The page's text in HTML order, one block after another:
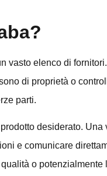
vasto elenco di
di proprietà o
parti.
desiderato.
e comunicare
o